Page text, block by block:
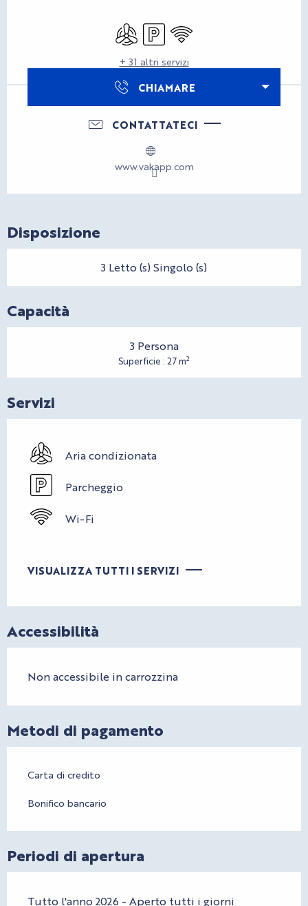
Orari e contatti
Aria condizionata
Parcheggio
Wi-Fi
+ 31 altri servizi
CHIAMARE
CONTATTATECI
www.vakapp.com
Disposizione
3 Letto (s) Singolo (s)
Capacità
3 Persona
Superficie : 27 m2
Servizi
Aria condizionata
Parcheggio
Wi-Fi
VISUALIZZA TUTTI I SERVIZI
Accessibilità
Non accessibile in carrozzina
Metodi di pagamento
Carta di credito
Bonifico bancario
Periodi di apertura
Tutto l'anno 2026 - Aperto tutti i giorni